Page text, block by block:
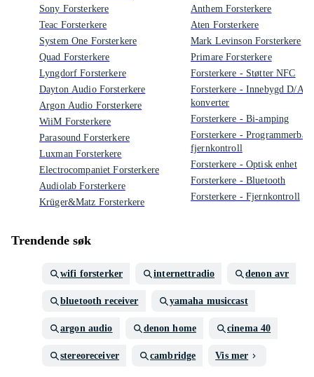
Sony Forsterkere
Teac Forsterkere
System One Forsterkere
Quad Forsterkere
Lyngdorf Forsterkere
Dayton Audio Forsterkere
Argon Audio Forsterkere
WiiM Forsterkere
Parasound Forsterkere
Luxman Forsterkere
Electrocompaniet Forsterkere
Audiolab Forsterkere
Krüger&Matz Forsterkere
Anthem Forsterkere
Aten Forsterkere
Mark Levinson Forsterkere
Primare Forsterkere
Forsterkere - Støtter NFC
Forsterkere - Innebygd D/A-
konverter
Forsterkere - Bi-amping
Forsterkere - Programmerbar
fjernkontroll
Forsterkere - Optisk enhet
Forsterkere - Bluetooth
Forsterkere - Fjernkontroll
Trendende søk
wifi forsterker internettradio denon avr
bluetooth receiver yamaha musiccast
argon audio denon home cinema 40
stereoreceiver cambridge Vis mer